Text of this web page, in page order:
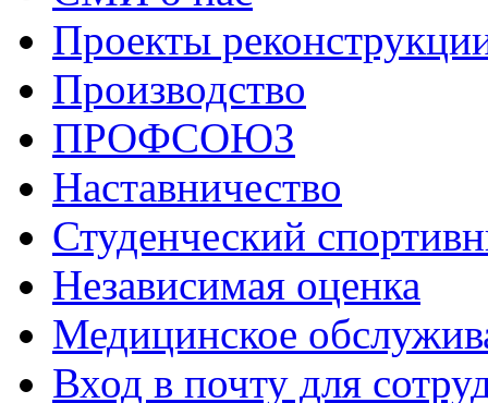
Проекты
Производство
ПРОФСОЮЗ
Наставничество
Студенческий
Независимая оценка
Медицинское
Вход в почту для